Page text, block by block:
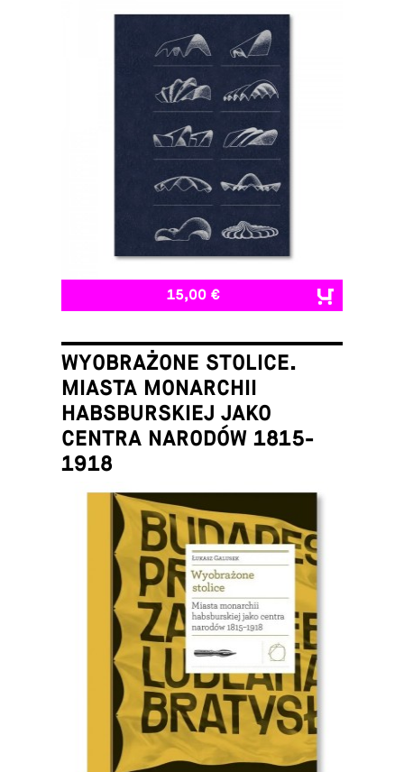
15,00 €
WYOBRAŻONE STOLICE.
MIASTA MONARCHII
HABSBURSKIEJ JAKO
CENTRA NARODÓW 1815-
1918
Łukasz Galusek